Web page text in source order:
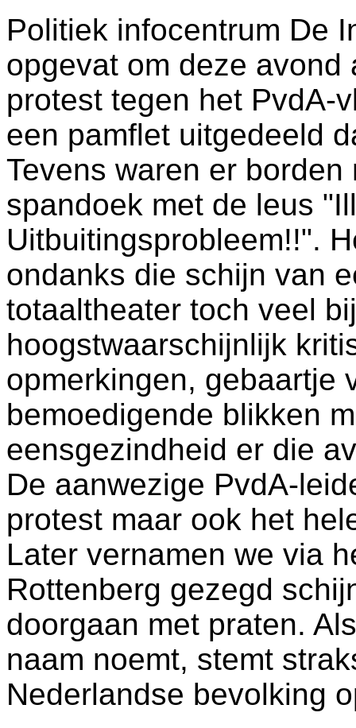
Politiek infocentrum De
opgevat om deze
protest tegen het PvdA-
een pamflet uitgedeeld
Tevens waren er
spandoek met de leus
Uitbuitingsprobleem!!".
ondanks die schijn van
totaaltheater toch veel
hoogstwaarschijnlijk
opmerkingen, gebaartje
bemoedigende blikken
eensgezindheid er die
De aanwezige PvdA-
protest maar ook het
Later vernamen we via
Rottenberg gezegd
doorgaan met praten.
naam noemt, stemt
Nederlandse bevolking